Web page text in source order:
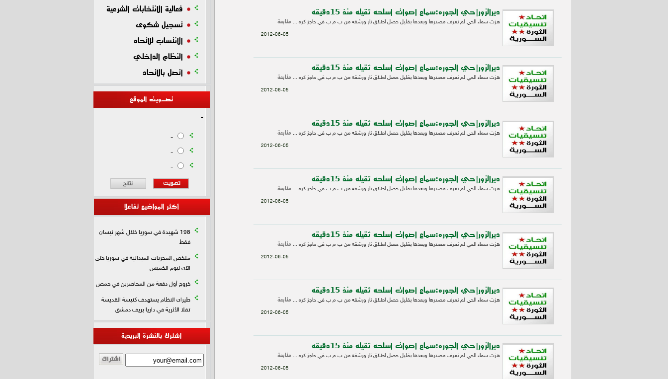
ديرالزور|حي الجوره:سماع اصوات اسلحه ثقيله منذ 15دقيقه
هزت سماء الحي لم نعرف مصدرها وبعدها بقليل حصل اطلاق نار ورشقه من ب م ب في حاجز كره ... متابعة
2012-06-05
ديرالزور|حي الجوره:سماع اصوات اسلحه ثقيله منذ 15دقيقه
هزت سماء الحي لم نعرف مصدرها وبعدها بقليل حصل اطلاق نار ورشقه من ب م ب في حاجز كره ... متابعة
2012-06-05
ديرالزور|حي الجوره:سماع اصوات اسلحه ثقيله منذ 15دقيقه
هزت سماء الحي لم نعرف مصدرها وبعدها بقليل حصل اطلاق نار ورشقه من ب م ب في حاجز كره ... متابعة
2012-06-05
ديرالزور|حي الجوره:سماع اصوات اسلحه ثقيله منذ 15دقيقه
هزت سماء الحي لم نعرف مصدرها وبعدها بقليل حصل اطلاق نار ورشقه من ب م ب في حاجز كره ... متابعة
2012-06-05
ديرالزور|حي الجوره:سماع اصوات اسلحه ثقيله منذ 15دقيقه
هزت سماء الحي لم نعرف مصدرها وبعدها بقليل حصل اطلاق نار ورشقه من ب م ب في حاجز كره ... متابعة
2012-06-05
ديرالزور|حي الجوره:سماع اصوات اسلحه ثقيله منذ 15دقيقه
هزت سماء الحي لم نعرف مصدرها وبعدها بقليل حصل اطلاق نار ورشقه من ب م ب في حاجز كره ... متابعة
2012-06-05
ديرالزور|حي الجوره:سماع اصوات اسلحه ثقيله منذ 15دقيقه
هزت سماء الحي لم نعرف مصدرها وبعدها بقليل حصل اطلاق نار ورشقه من ب م ب في حاجز كره ... متابعة
2012-06-05
فعالية الانتخابات الشرعية
تسجيل شكوى
الانتساب للاتحاد
النظام الداخلي
اتصل بالاتحاد
تصـويت الموقع
-
-
-
-
أكثر المواضيع تفاعلا
198 شهيدة في سوريا خلال شهر نيسان
فقط
ملخص المجريات الميدانية في سوريا حتى
الآن ليوم الخميس
خروج أول دفعة من المحاصرين في حمص
طيران النظام يستهدف كنيسة القديسة
تقلا الأثرية في داريا بريف دمشق
اشترك بالنشرة البريدية